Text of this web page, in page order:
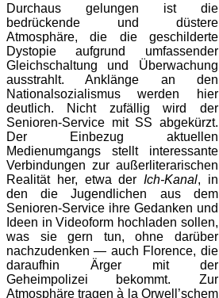
Durchaus gelungen ist die
bedrückende und düstere
Atmosphäre, die die geschilderte
Dystopie aufgrund umfassender
Gleichschaltung und Überwachung
ausstrahlt. Anklänge an den
Nationalsozialismus werden hier
deutlich. Nicht zufällig wird der
Senioren-Service mit SS abgekürzt.
Der Einbezug aktuellen
Medienumgangs stellt interessante
Verbindungen zur außerliterarischen
Realität her, etwa der Ich-Kanal, in
den die Jugendlichen aus dem
Senioren-Service ihre Gedanken und
Ideen in Videoform hochladen sollen,
was sie gern tun, ohne darüber
nachzudenken — auch Florence, die
daraufhin Ärger mit der
Geheimpolizei bekommt. Zur
Atmosphäre tragen à la Orwell’schem